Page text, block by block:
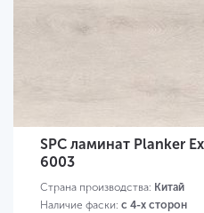
SPC ламинат Planker
6003
Страна производства: Китай
Наличие фаски: с 4-х сторон